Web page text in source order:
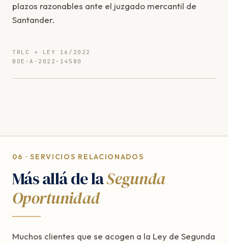
plazos razonables ante el juzgado mercantil de
Santander.
TRLC + LEY 16/2022
BOE-A-2022-14580
06 · SERVICIOS RELACIONADOS
Más allá de laSegunda
Oportunidad
Muchos clientes que se acogen a la Ley de Segunda